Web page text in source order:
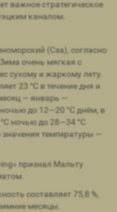
важное стратегическое
каналом.
(Csa), согласно
очень мягкая с
сухому и жаркому лету.
23 °C в течение дня и
— январь —
до 12—20 °C днём, в
ночью до 28—34 °C
температуры —
признал Мальту
составляет 75,8 %,
месяцы.